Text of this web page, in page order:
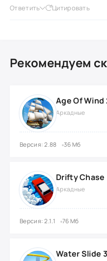
Ответить Цитировать
Рекомендуем
Аркадные
Версия: 2.88 36 Мб
Drifty
Аркадные
Версия: 2.1.1 76 Мб
Water Slide